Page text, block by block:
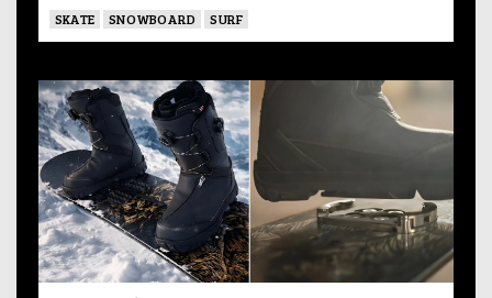
SKATE SNOWBOARD SURF